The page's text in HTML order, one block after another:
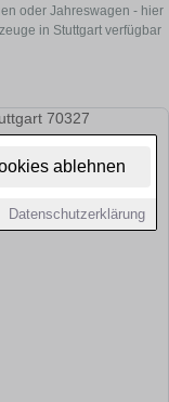
ablehnen
Datenschutzerklärung
oder Jahreswagen - hier
in Stuttgart verfügbar